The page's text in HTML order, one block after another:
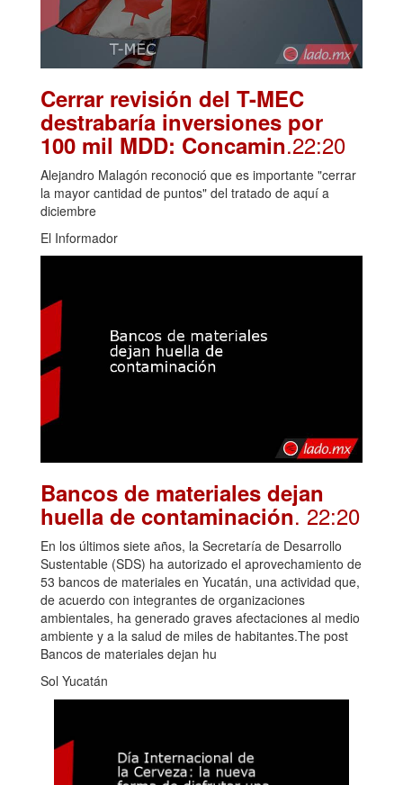
Cerrar revisión del T-MEC
destrabaría inversiones por
100 mil MDD: Concamin.22:20
Alejandro Malagón reconoció que es importante "cerrar
la mayor cantidad de puntos" del tratado de aquí a
diciembre
El Informador
Bancos de materiales dejan
huella de contaminación. 22:20
En los últimos siete años, la Secretaría de Desarrollo
Sustentable (SDS) ha autorizado el aprovechamiento de
53 bancos de materiales en Yucatán, una actividad que,
de acuerdo con integrantes de organizaciones
ambientales, ha generado graves afectaciones al medio
ambiente y a la salud de miles de habitantes.The post
Bancos de materiales dejan hu
Sol Yucatán